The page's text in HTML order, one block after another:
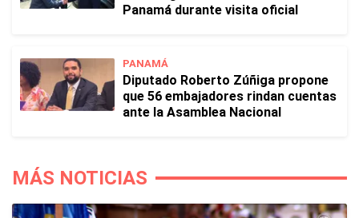
Panamá durante visita oficial
PANAMÁ
Diputado Roberto Zúñiga propone
que 56 embajadores rindan cuentas
ante la Asamblea Nacional
MÁS NOTICIAS